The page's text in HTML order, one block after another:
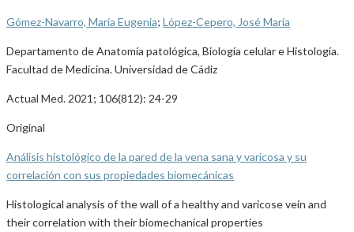
Gómez-Navarro, María Eugenia; López-Cepero, José María
Departamento de Anatomía patológica, Biología celular e Histología.
Facultad de Medicina. Universidad de Cádiz
Actual Med. 2021; 106(812): 24-29
Original
Análisis histológico de la pared de la vena sana y varicosa y su
correlación con sus propiedades biomecánicas
Histological analysis of the wall of a healthy and varicose vein and
their correlation with their biomechanical properties